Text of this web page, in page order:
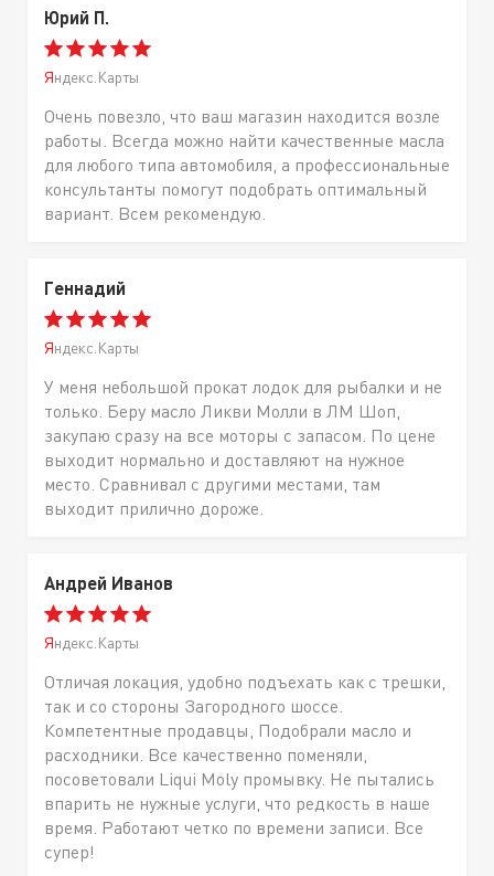
Юрий П.
Яндекс.Карты
Очень повезло, что ваш магазин находится возле
работы. Всегда можно найти качественные масла
для любого типа автомобиля, а профессиональные
консультанты помогут подобрать оптимальный
вариант. Всем рекомендую.
Геннадий
Яндекс.Карты
У меня небольшой прокат лодок для рыбалки и не
только. Беру масло Ликви Молли в ЛМ Шоп,
закупаю сразу на все моторы с запасом. По цене
выходит нормально и доставляют на нужное
место. Сравнивал с другими местами, там
выходит прилично дороже.
Андрей Иванов
Яндекс.Карты
Отличая локация, удобно подъехать как с трешки,
так и со стороны Загородного шоссе.
Компетентные продавцы, Подобрали масло и
расходники. Все качественно поменяли,
посоветовали Liqui Moly промывку. Не пытались
впарить не нужные услуги, что редкость в наше
время. Работают четко по времени записи. Все
супер!